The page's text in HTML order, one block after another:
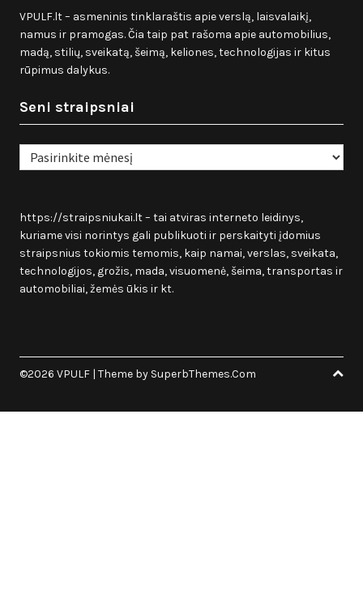
VPULF.lt – asmeninis tinklaraštis apie verslą, laisvalaikį,
namus ir pramogas. Čia taip pat rašoma apie automobilius,
madą, stilių, sveikatą, šeimą, keliones, technologijas ir kitus
rūpimus dalykus.
Seni straipsniai
Seni
straipsniai
https://straipsniukai.lt– tai atviras interneto leidinys,
kuriame visi norintys gali publikuoti ir perskaityti įdomius
straipsnius tokiomis temomis, kaip namai, verslas, sveikata,
technologijos, grožis, mada, visuomenė, šeima, transportas ir
automobiliai, žemės ūkis ir kt.
©2026 VPULF | Theme by SuperbThemes.Com